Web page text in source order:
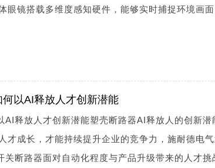
眼镜搭载多维度感知硬件，能够实时捕捉环境画
何以AI释放人才创新潜能
AI释放人才创新潜能塑壳断路器AI释放人的创新潜
才成长，才能持续提升企业的竞争力，施耐德电
关断路器面对自动化程度与产品升级带来的人才挑